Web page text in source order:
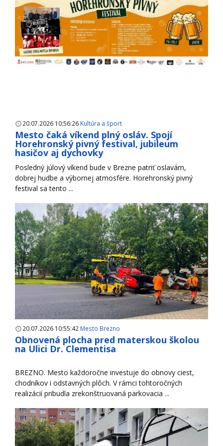
20.07.2026 10:56:26 Kultúra a šport
Mesto čaká víkend plný osláv. Spojí
Horehronský pivný festival, jubileum
hasičov aj dychovky
Posledný júlový víkend bude v Brezne patriť oslavám,
dobrej hudbe a výbornej atmosfére. Horehronský pivný
festival sa tento ...
20.07.2026 10:55:42 Mesto Brezno
Obnovená plocha pred materskou školou
na Ulici Dr. Clementisa
BREZNO. Mesto každoročne investuje do obnovy ciest,
chodníkov i odstavných plôch. V rámci tohtoročných
realizácií pribudla zrekonštruovaná parkovacia ...